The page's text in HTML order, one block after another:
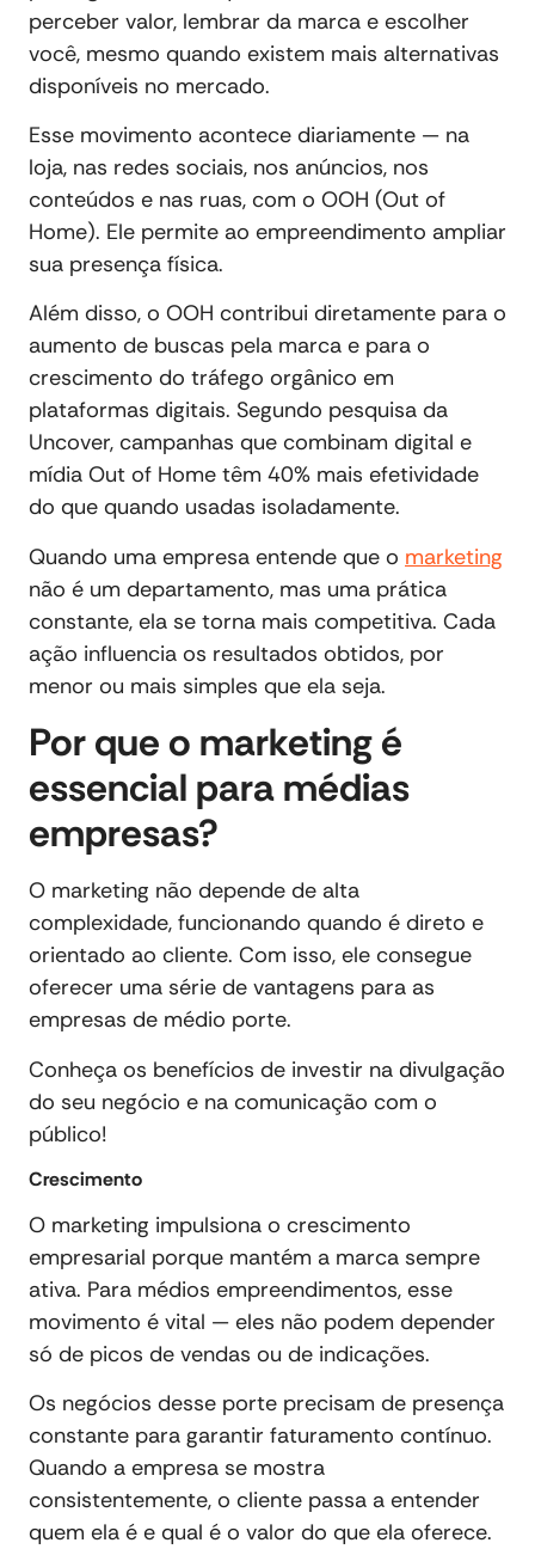
perceber valor, lembrar da marca e escolher
você, mesmo quando existem mais alternativas
disponíveis no mercado.
Esse movimento acontece diariamente — na
loja, nas redes sociais, nos anúncios, nos
conteúdos e nas ruas, com o OOH (Out of
Home). Ele permite ao empreendimento ampliar
sua presença física.
Além disso, o OOH contribui diretamente para o
aumento de buscas pela marca e para o
crescimento do tráfego orgânico em
plataformas digitais. Segundo pesquisa da
Uncover, campanhas que combinam digital e
mídia Out of Home têm 40% mais efetividade
do que quando usadas isoladamente.
Quando uma empresa entende que o marketing
não é um departamento, mas uma prática
constante, ela se torna mais competitiva. Cada
ação influencia os resultados obtidos, por
menor ou mais simples que ela seja.
Por que o marketing é
essencial para médias
empresas?
O marketing não depende de alta
complexidade, funcionando quando é direto e
orientado ao cliente. Com isso, ele consegue
oferecer uma série de vantagens para as
empresas de médio porte.
Conheça os benefícios de investir na divulgação
do seu negócio e na comunicação com o
público!
Crescimento
O marketing impulsiona o crescimento
empresarial porque mantém a marca sempre
ativa. Para médios empreendimentos, esse
movimento é vital — eles não podem depender
só de picos de vendas ou de indicações.
Os negócios desse porte precisam de presença
constante para garantir faturamento contínuo.
Quando a empresa se mostra
consistentemente, o cliente passa a entender
quem ela é e qual é o valor do que ela oferece.